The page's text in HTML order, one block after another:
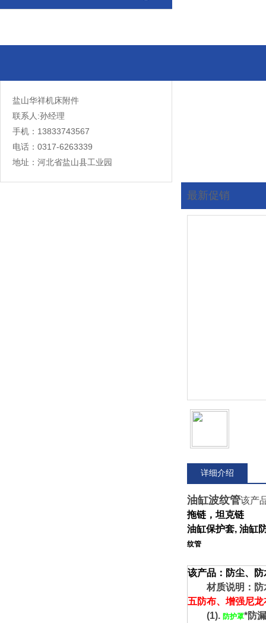
盐山华祥机床附件
联系人:孙经理
手机：13833743567
电话：0317-6263339
地址：河北省盐山县工业园
最新促销
详细介绍
油缸波纹管该产
拖链 ，坦克链
油缸保护套, 油缸
纹管
该产品：防尘、
材质说明：防水
五防布、增强尼龙
(1). 防护罩*防